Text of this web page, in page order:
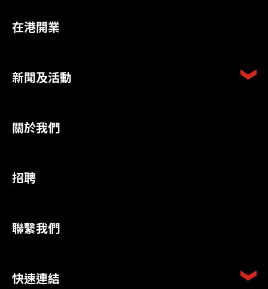
在港開業
新聞及活動
關於我們
招聘
聯繫我們
快速連結